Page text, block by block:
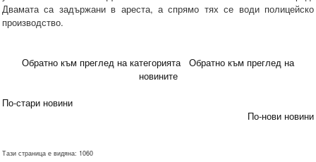
Двамата са задържани в ареста, а спрямо тях се води полицейско
производство.
Обратно към преглед на категорията
Обратно към преглед на
новините
По-стари новини
По-нови новини
Тази страница е видяна: 1060